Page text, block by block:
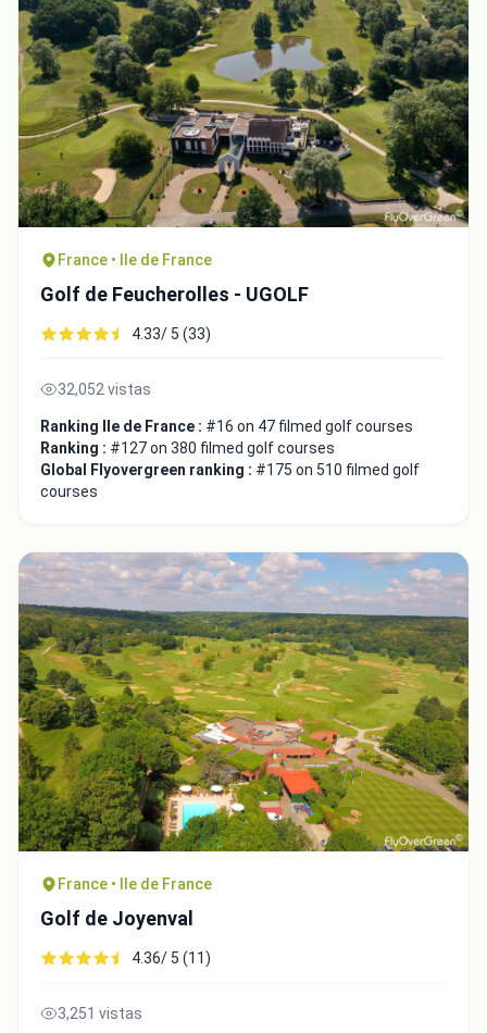
France • Ile de France
Golf de Feucherolles - UGOLF
4.33/ 5 (33)
32,052 vistas
Ranking Ile de France : #16 on 47 filmed golf courses
Ranking : #127 on 380 filmed golf courses
Global Flyovergreen ranking : #175 on 510 filmed golf
courses
France • Ile de France
Golf de Joyenval
4.36/ 5 (11)
3,251 vistas